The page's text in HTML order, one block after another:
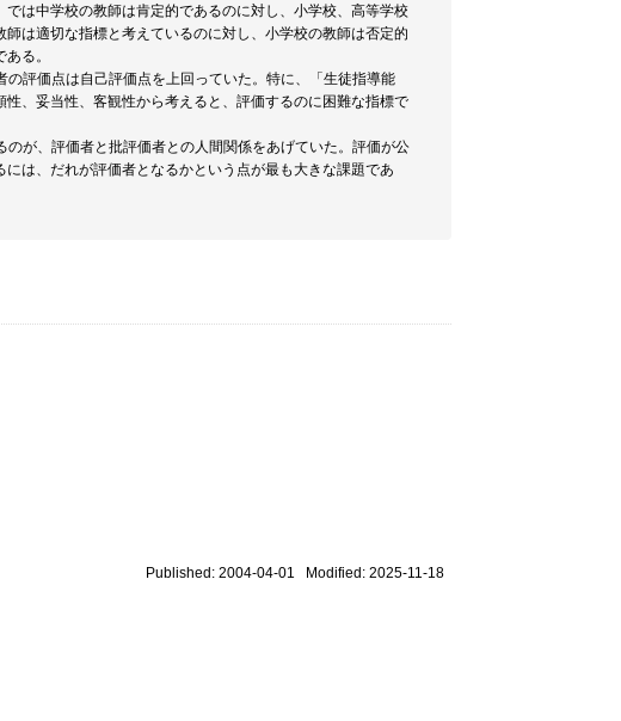
は中学校の教師は肯定的であるのに対し、小学校、高等学校
は適切な指標と考えているのに対し、小学校の教師は否定的
る。
評価点は自己評価点を上回っていた。特に、「生徒指導能
、妥当性、客観性から考えると、評価するのに困難な指標で
が、評価者と批評価者との人間関係をあげていた。評価が公
は、だれが評価者となるかという点が最も大きな課題であ
Published: 2004-04-01 Modified: 2025-11-18